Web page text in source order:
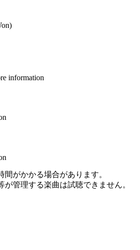
がかかる場合があります。
管理する楽曲は試聴できません。